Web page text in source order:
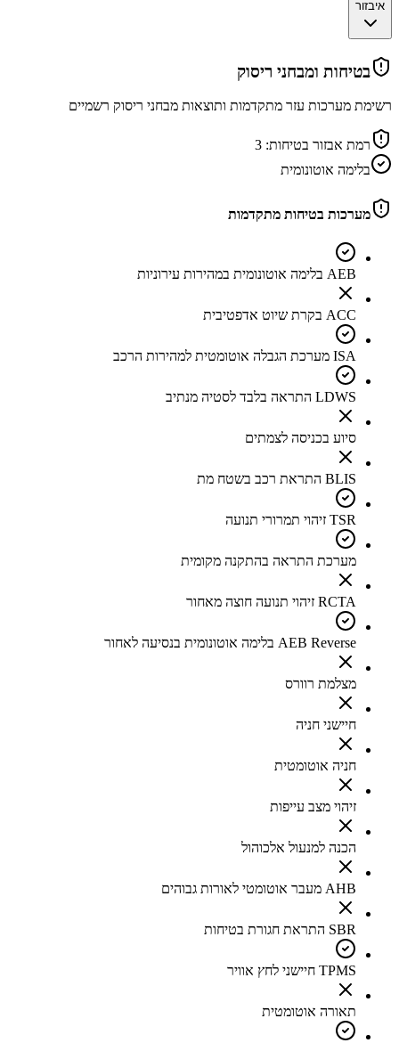
איבזור
בטיחות ומבחני ריסוק
רשימת מערכות עזר מתקדמות ותוצאות מבחני ריסוק רשמיים
רמת אבזור בטיחות: 3
בלימה אוטונומית
מערכות בטיחות מתקדמות
AEB בלימה אוטונומית במהירות עירוניות
ACC בקרת שיוט אדפטיבית
ISA מערכת הגבלה אוטומטית למהירות הרכב
LDWS התראה בלבד לסטיה מנתיב
סיוע בכניסה לצמתים
BLIS התראת רכב בשטח מת
TSR זיהוי תמרורי תנועה
מערכת התראה בהתקנה מקומית
RCTA זיהוי תנועה חוצה מאחור
AEB Reverse בלימה אוטונומית בנסיעה לאחור
מצלמת רוורס
חיישני חניה
חניה אוטומטית
זיהוי מצב עייפות
הכנה למנעול אלכוהול
AHB מעבר אוטומטי לאורות גבוהים
SBR התראת חגורת בטיחות
TPMS חיישני לחץ אוויר
תאורה אוטומטית